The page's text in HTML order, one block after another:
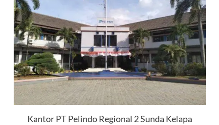
Kantor PT Pelindo Regional 2 Sunda Kelapa